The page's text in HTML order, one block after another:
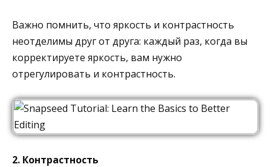
Важно помнить, что яркость и контрастность
неотделимы друг от друга: каждый раз, когда вы
корректируете яркость, вам нужно
отрегулировать и контрастность.
2. Контрастность